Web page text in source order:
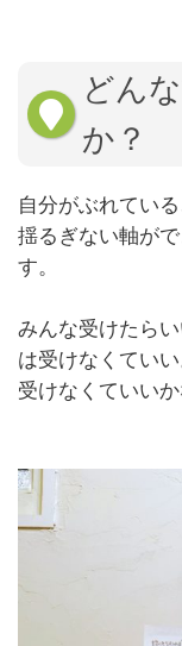
どん
か？
自分がぶれてい
揺るぎない軸が
す。
みんな受けたら
は受けなくてい
受けなくていいか